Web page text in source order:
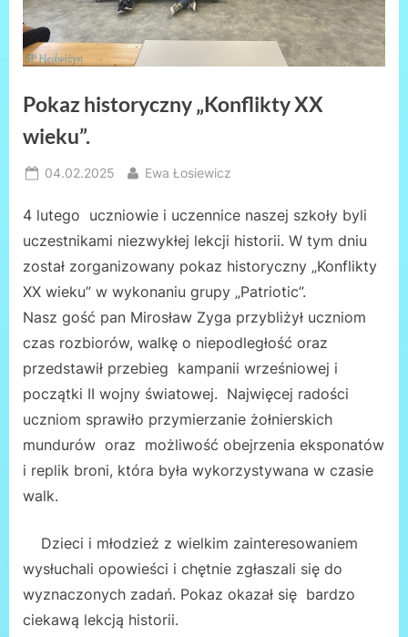
Pokaz historyczny „Konflikty XX
wieku”.
Posted
04.02.2025 By
Ewa Łosiewicz
4 lutego uczniowie i uczennice naszej szkoły byli
uczestnikami niezwykłej lekcji historii. W tym dniu
został zorganizowany pokaz historyczny „Konflikty
XX wieku” w wykonaniu grupy „Patriotic”.
Nasz gość pan Mirosław Zyga przybliżył uczniom
czas rozbiorów, walkę o niepodległość oraz
przedstawił przebieg kampanii wrześniowej i
początki II wojny światowej. Najwięcej radości
uczniom sprawiło przymierzanie żołnierskich
mundurów oraz możliwość obejrzenia eksponatów
i replik broni, która była wykorzystywana w czasie
walk.
Dzieci i młodzież z wielkim zainteresowaniem
wysłuchali opowieści i chętnie zgłaszali się do
wyznaczonych zadań. Pokaz okazał się bardzo
ciekawą lekcją historii.